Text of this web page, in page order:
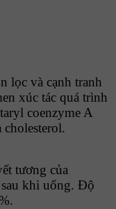
lọc và cạnh tranh
xúc tác quá trình
coenzyme A
cholesterol.
tương của
khi uống. Ðộ